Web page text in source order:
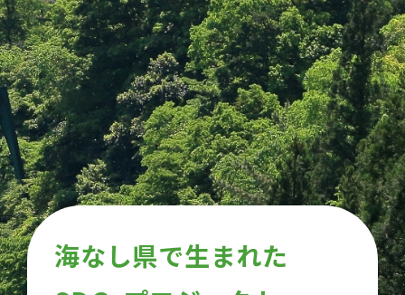
海なし県で生まれた